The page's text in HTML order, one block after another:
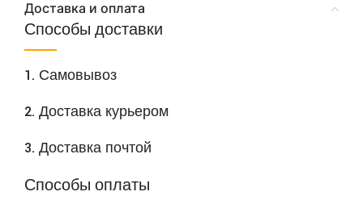
Доставка и оплата
Способы доставки
1. Самовывоз
2. Доставка курьером
3. Доставка почтой
Способы оплаты